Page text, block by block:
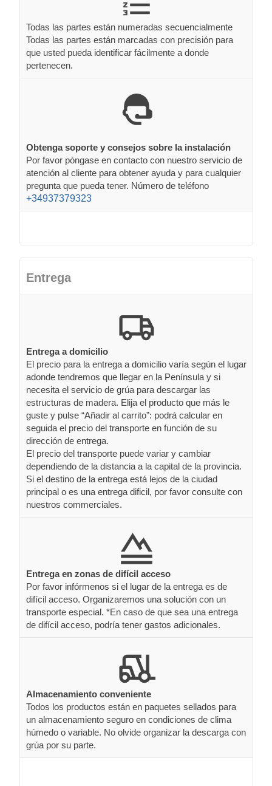
Todas las partes están numeradas secuencialmente
Todas las partes están marcadas con precisión para
que usted pueda identificar fácilmente a donde
pertenecen.
Obtenga soporte y consejos sobre la instalación
Por favor póngase en contacto con nuestro servicio de
atención al cliente para obtener ayuda y para cualquier
pregunta que pueda tener. Número de teléfono
+34937379323
Entrega
Entrega a domicilio
El precio para la entrega a domicilio varía según el lugar
adonde tendremos que llegar en la Península y si
necesita el servicio de grúa para descargar las
estructuras de madera. Elija el producto que más le
guste y pulse “Añadir al carrito”: podrá calcular en
seguida el precio del transporte en función de su
dirección de entrega.
El precio del transporte puede variar y cambiar
dependiendo de la distancia a la capital de la provincia.
Si el destino de la entrega está lejos de la ciudad
principal o es una entrega dificil, por favor consulte con
nuestros commerciales.
Entrega en zonas de difícil acceso
Por favor infórmenos si el lugar de la entrega es de
difícil acceso. Organizaremos una solución con un
transporte especial. *En caso de que sea una entrega
de difícil acceso, podría tener gastos adicionales.
Almacenamiento conveniente
Todos los productos están en paquetes sellados para
un almacenamiento seguro en condiciones de clima
húmedo o variable. No olvide organizar la descarga con
grúa por su parte.